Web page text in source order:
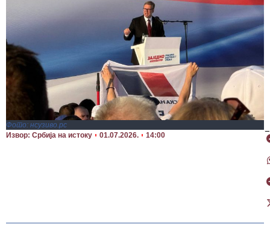
Фото: нсузиво.рс
Извор: Србија на истоку
01.07.2026. 14:00